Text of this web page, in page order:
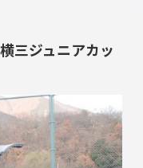
三ジュニアカッ